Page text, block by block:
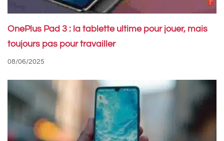
OnePlus Pad 3 : la tablette ultime pour jouer, mais
toujours pas pour travailler
08/06/2025